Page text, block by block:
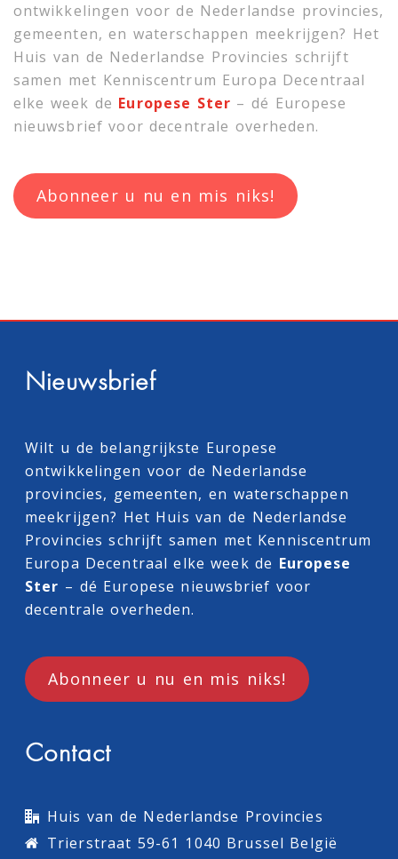
ontwikkelingen voor de Nederlandse provincies,
gemeenten, en waterschappen meekrijgen? Het
Huis van de Nederlandse Provincies schrijft
samen met Kenniscentrum Europa Decentraal
elke week de Europese Ster – dé Europese
nieuwsbrief voor decentrale overheden.
Abonneer u nu en mis niks!
Nieuwsbrief
Wilt u de belangrijkste Europese
ontwikkelingen voor de Nederlandse
provincies, gemeenten, en waterschappen
meekrijgen? Het Huis van de Nederlandse
Provincies schrijft samen met Kenniscentrum
Europa Decentraal elke week de Europese
Ster – dé Europese nieuwsbrief voor
decentrale overheden.
Abonneer u nu en mis niks!
Contact
Huis van de Nederlandse Provincies
Trierstraat 59-61 1040 Brussel België